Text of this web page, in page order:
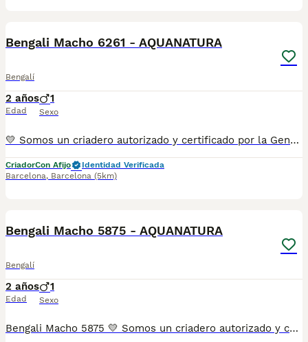
Bengali Macho 6261 - AQUANATURA
Bengalí
2 años
Edad
1
Sexo
💛 Somos un criadero autorizado y certificado por la Generalitat de Catalunya. 📌 Estamos en la calle Roger de Flor 45, muy cerca del Arc de Triomf de Barcelona, de Lunes a Sábados, desde las 10h hasta las 21:00h. MAS INFO ☎️ 933095977 📱 685878504 FOTOS Y VIDEOS 💻 www.aquanatura.es 🚙 HACEMOS ENVIOS Se entregan vacunados, desparasitados interna y externamente, con microchip y su registro, con cartilla sanitaria y contrato de garantías, bajo la supervisión de nuestro equipo veterinario.
CriadorCon Afijo
Identidad Verificada
Barcelona, Barcelona (5km)
Bengali Macho 5875 - AQUANATURA
Bengalí
2 años
Edad
1
Sexo
Bengali Macho 5875 💛 Somos un criadero autorizado y certificado por la Generalitat de Catalunya. 📌 Roger de Flor 45, muy cerca del Arc de Triomf de Barcelona, de Lunes a Sábados, desde las 10h hasta las 21:00h. MAS INFO ☎️ 933095977 📱 685878504 FOTOS Y VIDEOS 💻 www.aquanatura.es 🚙 HACEMOS ENVIOS Se entregan vacunados, desparasitados interna y externamente, con microchip y su registro, con cartilla sanitaria y contrato de garantías, bajo la supervisión de nuestro equipo veterinario.